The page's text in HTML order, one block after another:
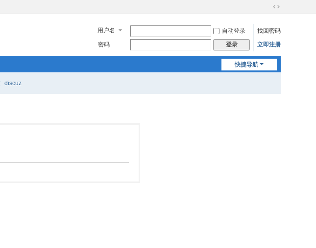
切
到
宽
用户名 自动登录
找回密码
密码
登录 立即注册
快捷导航
discuz